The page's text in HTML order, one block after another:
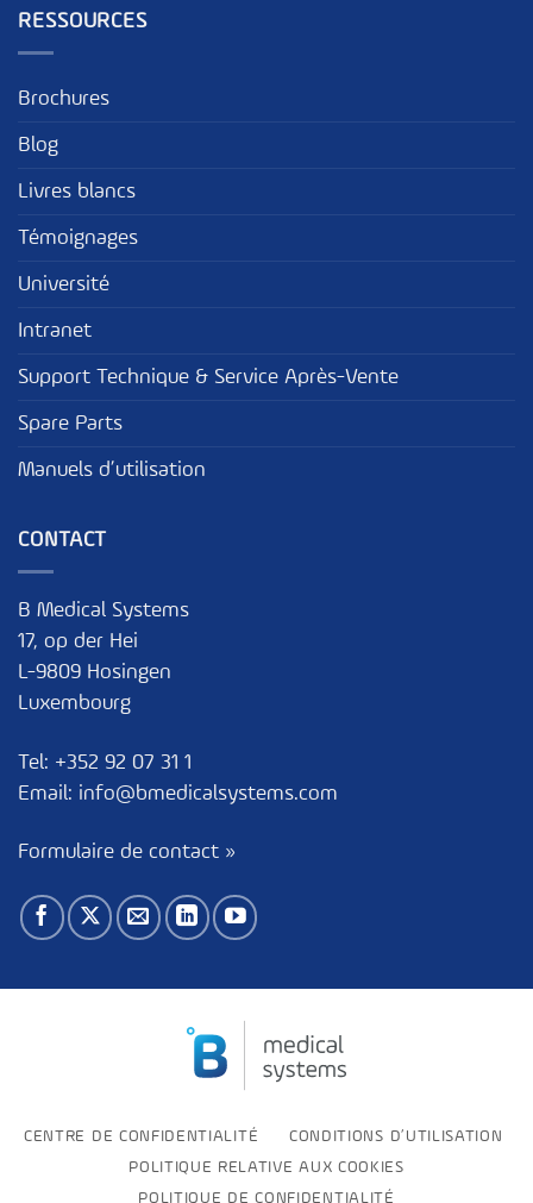
RESSOURCES
Brochures
Blog
Livres blancs
Témoignages
Université
Intranet
Support Technique & Service Après-Vente
Spare Parts
Manuels d’utilisation
CONTACT
B Medical Systems
17, op der Hei
L-9809 Hosingen
Luxembourg
Tel: +352 92 07 31 1
Email: info@bmedicalsystems.com
Formulaire de contact »
CENTRE DE CONFIDENTIALITÉ
CONDITIONS D’UTILISATION
POLITIQUE RELATIVE AUX COOKIES
POLITIQUE DE CONFIDENTIALITÉ